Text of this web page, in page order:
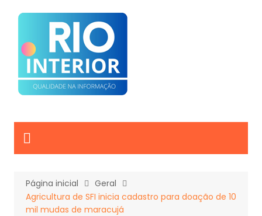
para
conteúdo
Página inicial
Geral
Agricultura de SFI inicia cadastro para doação de 10
mil mudas de maracujá